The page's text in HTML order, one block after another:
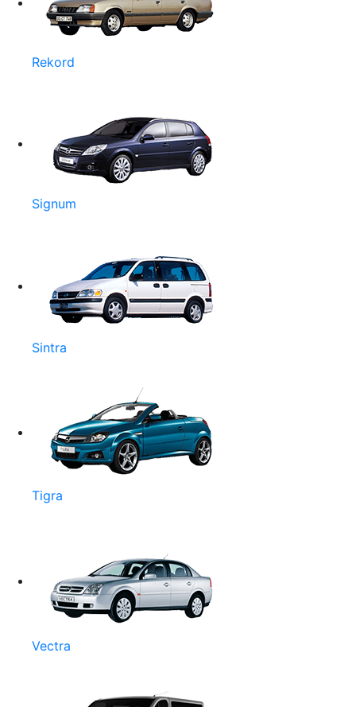
Rekord
Signum
Sintra
Tigra
Vectra